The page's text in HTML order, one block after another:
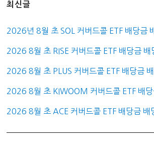
최신글
2026년 8월 초 SOL 커버드콜 ETF 배당금
2026 8월 초 RISE 커버드콜 ETF 배당금 배
2026 8월 초 PLUS 커버드콜 ETF 배당금
2026 8월 초 KIWOOM 커버드콜 ETF 배당
2026 8월 초 ACE 커버드콜 ETF 배당금 배